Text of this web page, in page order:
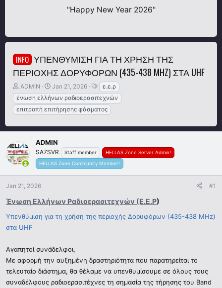
"Happy New Year 2026"
INFO ΥΠΕΝΘΎΜΙΣΗ ΓΙΑ ΤΗ ΧΡΉΣΗ ΤΗΣ
ΠΕΡΙΟΧΉΣ ΔΟΡΥΦΌΡΩΝ (435-438 MHZ) ΣΤΑ UHF
T
h
r
e
d
t
a
r
t
e
ADMIN
S
t
a
r
d
a
e
Jan 21, 2026
T
a
g
s
ε.ε.ρ
ένωση ελλήνων ραδιοερασιτεχνών
επιτροπή επιτήρησης φάσματος
ADMIN
SA7SVR Staff member
HELLAS Zone Server Admin!
HELLAS Zone Community Member!
Jan 21, 2026 #1
Ένωση Ελλήνων Ραδιοερασιτεχνών (Ε.Ε.Ρ)​
Υπενθύμιση για τη χρήση της περιοχής Δορυφόρων (435-438 MHz)
στα UHF
Αγαπητοί συνάδελφοι,
Με αφορμή την αυξημένη δραστηριότητα που παρατηρείται το
τελευταίο διάστημα, θα θέλαμε να υπενθυμίσουμε σε όλους τους
συναδέλφους ραδιοερασιτέχνες τη σημασία της τήρησης του Band